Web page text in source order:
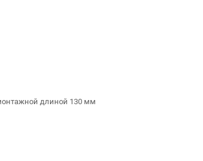
длиной 130 мм